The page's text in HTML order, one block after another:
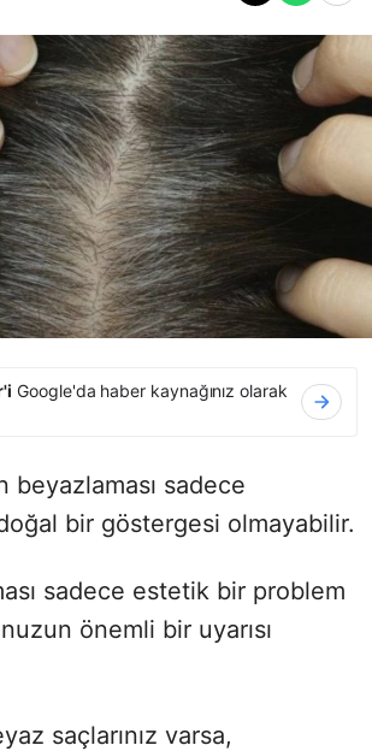
Google'da haber kaynağınız olarak
beyazlaması sadece
bir göstergesi olmayabilir.
sadece estetik bir problem
önemli bir uyarısı
saçlarınız varsa,